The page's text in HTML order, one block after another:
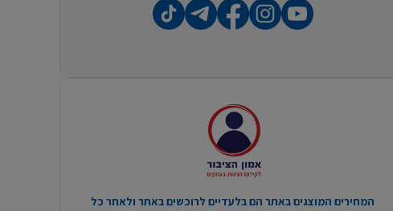
המחירים המוצגים באתר הם בלעדיים לרוכשים באתר ולאחר כל